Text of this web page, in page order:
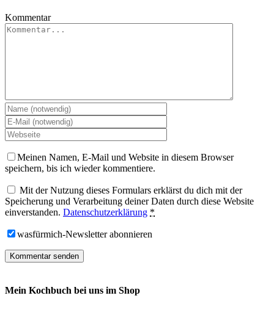
Kommentar
Meinen Namen, E-Mail und Website in diesem Browser
speichern, bis ich wieder kommentiere.
Mit der Nutzung dieses Formulars erklärst du dich mit der
Speicherung und Verarbeitung deiner Daten durch diese Website
einverstanden. Datenschutzerklärung *
wasfürmich-Newsletter abonnieren
Mein Kochbuch bei uns im Shop